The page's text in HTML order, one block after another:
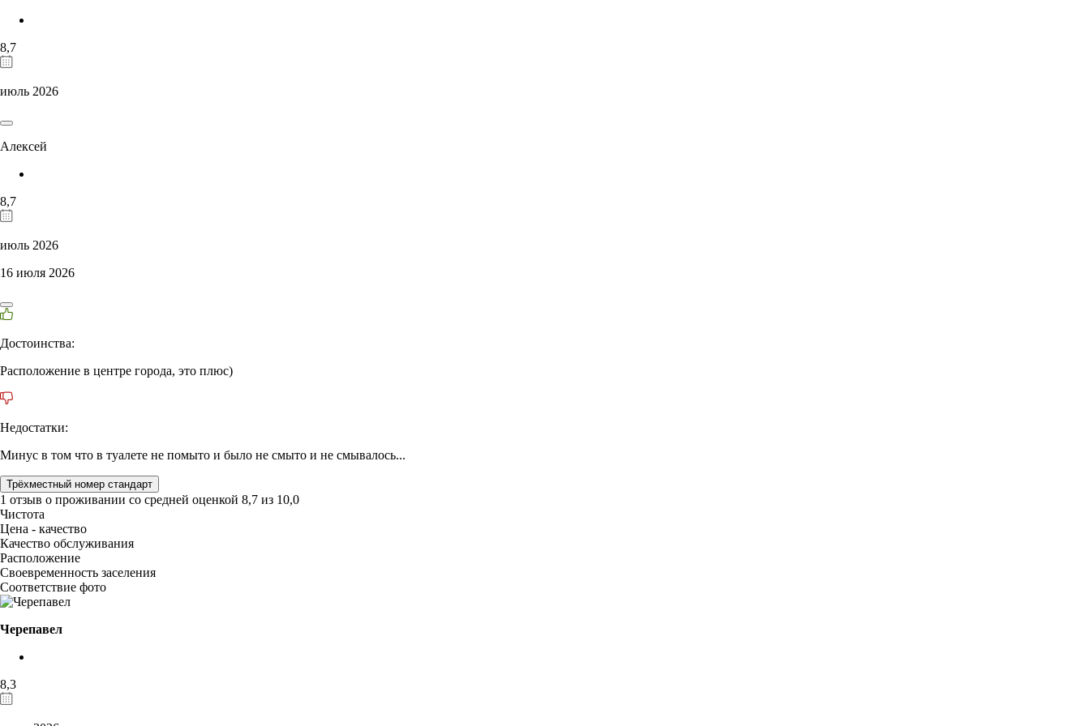
8,7
июль 2026
Алексей
8,7
июль 2026
16 июля 2026
Достоинства:
Расположение в центре города, это плюс)
Недостатки:
Минус в том что в туалете не помыто и было не смыто и не смывалось...
Трёхместный номер стандарт
1 отзыв о проживании со средней оценкой 8,7 из 10,0
Чистота
Цена - качество
Качество обслуживания
Расположение
Своевременность заселения
Соответствие фото
Черепавел
8,3